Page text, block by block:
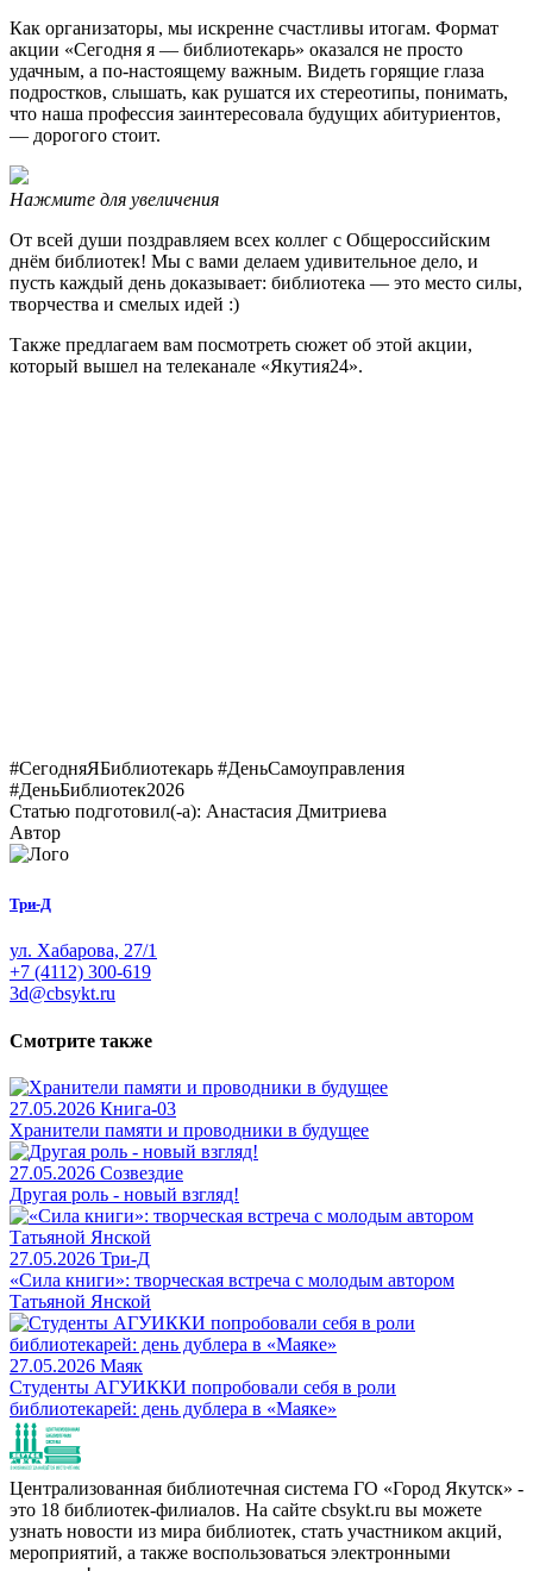
Как организаторы, мы искренне счастливы итогам. Формат
акции «Сегодня я — библиотекарь» оказался не просто
удачным, а по-настоящему важным. Видеть горящие глаза
подростков, слышать, как рушатся их стереотипы, понимать,
что наша профессия заинтересовала будущих абитуриентов,
— дорогого стоит.
Нажмите для увеличения
От всей души поздравляем всех коллег с Общероссийским
днём библиотек! Мы с вами делаем удивительное дело, и
пусть каждый день доказывает: библиотека — это место силы,
творчества и смелых идей :)
Также предлагаем вам посмотреть сюжет об этой акции,
который вышел на телеканале «Якутия24».
#СегодняЯБиблиотекарь #ДеньСамоуправления
#ДеньБиблиотек2026
Статью подготовил(-а): Анастасия Дмитриева
Автор
Три-Д
ул. Хабарова, 27/1
+7 (4112) 300-619
3d@cbsykt.ru
Смотрите также
27.05.2026 Книга-03
Хранители памяти и проводники в будущее
27.05.2026 Созвездие
Другая роль - новый взгляд!
27.05.2026 Три-Д
«Сила книги»: творческая встреча с молодым автором
Татьяной Янской
27.05.2026 Маяк
Студенты АГУИККИ попробовали себя в роли
библиотекарей: день дублера в «Маяке»
Централизованная библиотечная система ГО «Город Якутск» -
это 18 библиотек-филиалов. На сайте cbsykt.ru вы можете
узнать новости из мира библиотек, стать участником акций,
мероприятий, а также воспользоваться электронными